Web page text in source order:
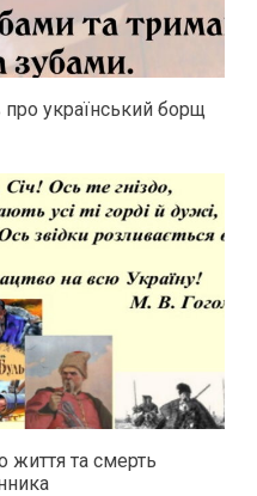
про український борщ
життя та смерть